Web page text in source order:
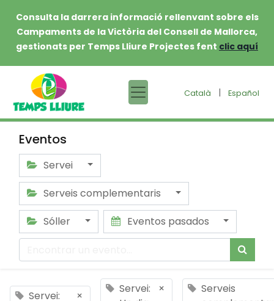
Consulta la darrera informació rellenvant sobre els
Campaments de la Victòria del Consell de Mallorca,
gestionats per Temps Lliure Projectes fent clic aquí
Català | Español
Eventos
Servei
Serveis complementaris
Sóller
Eventos pasados
Servei:
×
Servei:
×
Serveis